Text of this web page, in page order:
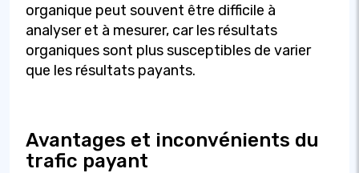
organique peut souvent être difficile à
analyser et à mesurer, car les résultats
organiques sont plus susceptibles de varier
que les résultats payants.
Avantages et inconvénients du
trafic payant